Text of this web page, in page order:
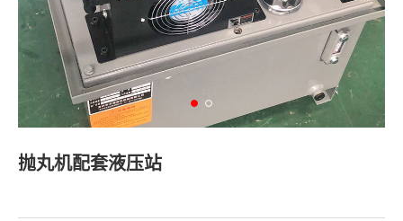
抛丸机配套液压站